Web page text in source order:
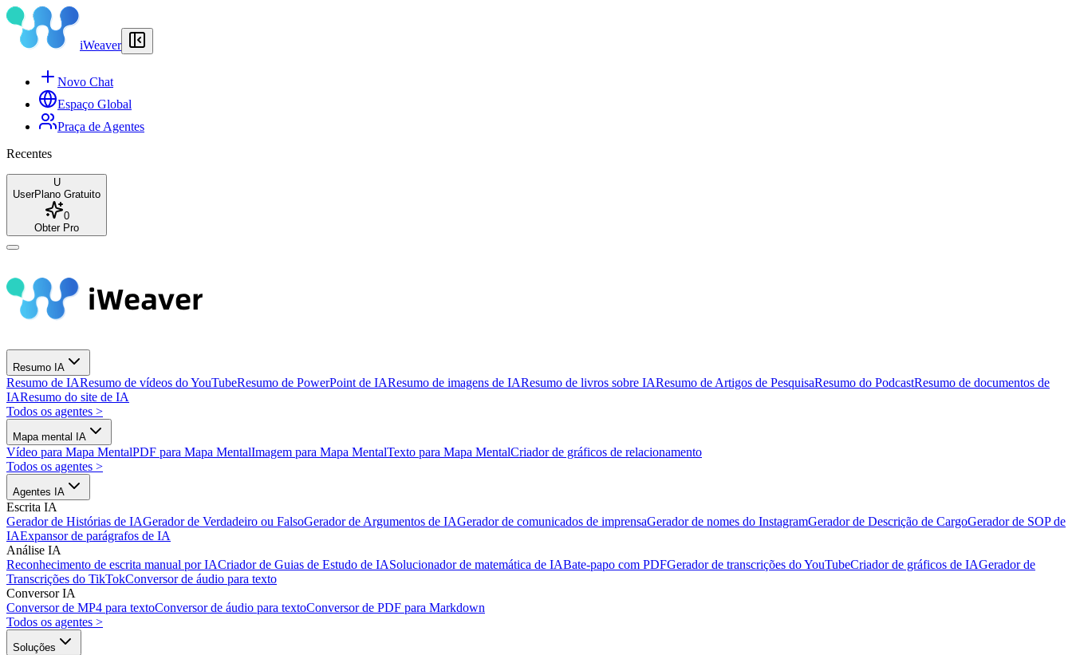
iWeaver
Novo Chat
Espaço Global
Praça de Agentes
Recentes
U
UserPlano Gratuito
0
Obter Pro
Resumo IA
Resumo de IAResumo de vídeos do YouTubeResumo de PowerPoint de IAResumo de imagens de IAResumo de livros sobre IAResumo de Artigos de PesquisaResumo do PodcastResumo de documentos de
IAResumo do site de IA
Todos os agentes >
Mapa mental IA
Vídeo para Mapa MentalPDF para Mapa MentalImagem para Mapa MentalTexto para Mapa MentalCriador de gráficos de relacionamento
Todos os agentes >
Agentes IA
Escrita IA
Gerador de Histórias de IAGerador de Verdadeiro ou FalsoGerador de Argumentos de IAGerador de comunicados de imprensaGerador de nomes do InstagramGerador de Descrição de CargoGerador de SOP de
IAExpansor de parágrafos de IA
Análise IA
Reconhecimento de escrita manual por IACriador de Guias de Estudo de IASolucionador de matemática de IABate-papo com PDFGerador de transcrições do YouTubeCriador de gráficos de IAGerador de
Transcrições do TikTokConversor de áudio para texto
Conversor IA
Conversor de MP4 para textoConversor de áudio para textoConversor de PDF para Markdown
Todos os agentes >
Soluções